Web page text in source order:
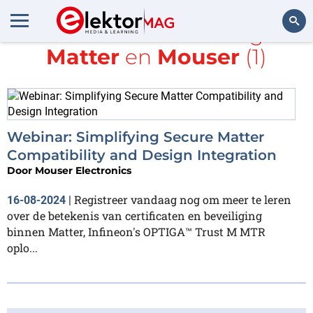
Alle items met de tags
Matter en Mouser (1)
Webinar: Simplifying Secure Matter
Compatibility and Design Integration
Door Mouser Electronics
16-08-2024 | Registreer vandaag nog om meer te leren
over de betekenis van certificaten en beveiliging
binnen Matter, Infineon's OPTIGA™ Trust M MTR
oplo...